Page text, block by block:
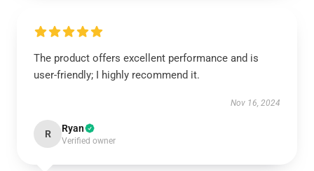
The product offers excellent performance and is
user-friendly; I highly recommend it.
Nov 16, 2024
R Ryan
Verified owner